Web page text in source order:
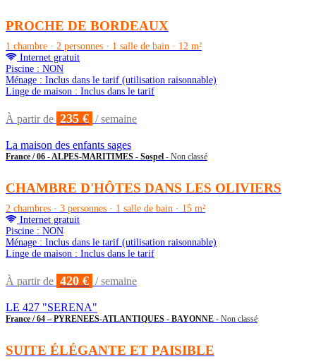
PROCHE DE BORDEAUX
1 chambre · 2 personnes · 1 salle de bain · 12 m²
Internet gratuit
Piscine : NON
Ménage : Inclus dans le tarif (utilisation raisonnable)
Linge de maison : Inclus dans le tarif
À partir de 235 € / semaine
La maison des enfants sages
France / 06 - ALPES-MARITIMES - Sospel - Non classé
CHAMBRE D'HÔTES DANS LES OLIVIERS
2 chambres · 3 personnes · 1 salle de bain · 15 m²
Internet gratuit
Piscine : NON
Ménage : Inclus dans le tarif (utilisation raisonnable)
Linge de maison : Inclus dans le tarif
À partir de 420 € / semaine
LE 427 "SERENA"
France / 64 – PYRENEES-ATLANTIQUES - BAYONNE - Non classé
SUITE ÉLÉGANTE ET PAISIBLE